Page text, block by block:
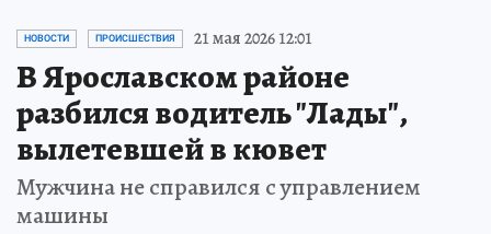
НОВОСТИ ПРОИСШЕСТВИЯ 21 мая 2026 12:01
В Ярославском районе
разбился водитель "Лады",
вылетевшей в кювет
Мужчина не справился с управлением
машины